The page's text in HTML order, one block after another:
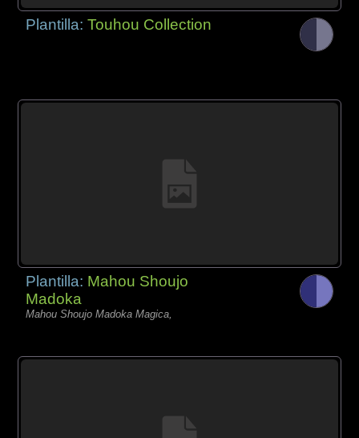
Plantilla:Touhou Collection
Plantilla: Mahou Shoujo
Madoka
Mahou Shoujo Madoka Magica,